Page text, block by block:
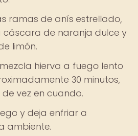
ramas de anís estrellado,
cáscara de naranja dulce y
limón.
hierva a fuego lento
30 minutos,
vez en cuando.
y deja enfriar a
ambiente.